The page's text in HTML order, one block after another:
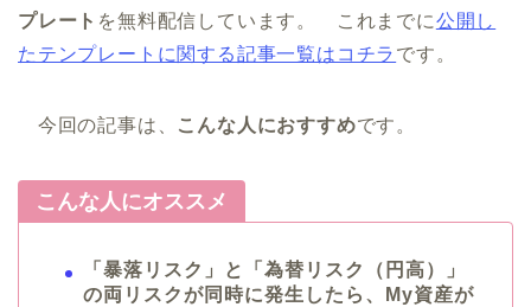
プレート を無料配信しています。 これまでに公開し
たテンプレートに関する記事一覧はコチラ です。
今回の記事は、 こんな人におすすめです。
こんな人にオススメ
「暴落リスク」と「為替リスク（円高）」
の両リスクが同時に発生したら、My資産が